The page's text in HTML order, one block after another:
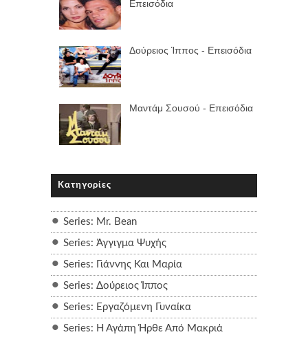
Επεισόδια
Δούρειος Ίππος - Επεισόδια
Μαντάμ Σουσού - Επεισόδια
Κατηγορίες
Series: Mr. Bean
Series: Άγγιγμα Ψυχής
Series: Γιάννης Και Μαρία
Series: Δούρειος Ίππος
Series: Εργαζόμενη Γυναίκα
Series: Η Αγάπη Ήρθε Από Μακριά